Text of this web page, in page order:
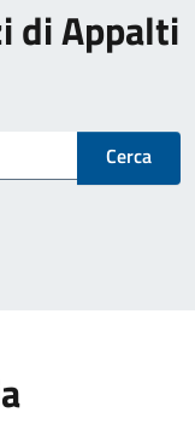
di Appalti
Cerca